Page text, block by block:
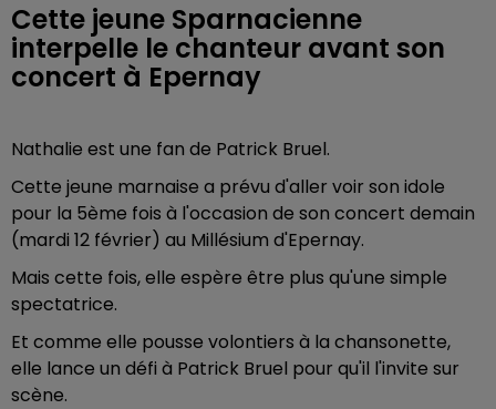
Cette jeune Sparnacienne
interpelle le chanteur avant son
concert à Epernay
Nathalie est une fan de Patrick Bruel.
Cette jeune marnaise a prévu d'aller voir son idole
pour la 5ème fois à l'occasion de son concert demain
(mardi 12 février) au Millésium d'Epernay.
Mais cette fois, elle espère être plus qu'une simple
spectatrice.
Et comme elle pousse volontiers à la chansonette,
elle lance un défi à Patrick Bruel pour qu'il l'invite sur
scène.